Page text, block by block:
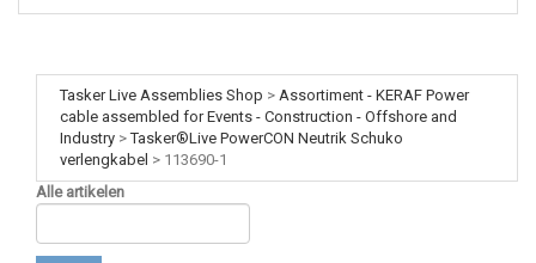
Tasker Live Assemblies Shop > Assortiment - KERAF Power
cable assembled for Events - Construction - Offshore and
Industry >Tasker®Live PowerCON Neutrik Schuko
verlengkabel > 113690-1
Alle artikelen